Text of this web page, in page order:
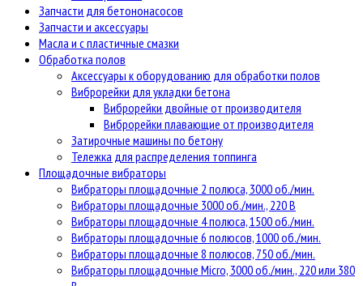
Запчасти для бетононасосов
Запчасти и аксессуары
Масла и с пластичные смазки
Обработка полов
Аксессуары к оборудованию для обработки полов
Виброрейки для укладки бетона
Виброрейки двойные от производителя
Виброрейки плавающие от производителя
Затирочные машины по бетону
Тележка для распределения топпинга
Площадочные вибраторы
Вибраторы площадочные 2 полюса, 3000 об./мин.
Вибраторы площадочные 3000 об./мин., 220 В
Вибраторы площадочные 4 полюса, 1500 об./мин.
Вибраторы площадочные 6 полюсов, 1000 об./мин.
Вибраторы площадочные 8 полюсов, 750 об./мин.
Вибраторы площадочные Micro, 3000 об./мин., 220 или 380